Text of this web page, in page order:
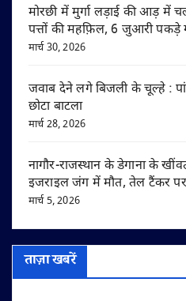
मोरछी में मुर्गा लड़ाई की आड़ में
पत्तों की महफ़िल, 6 जुआरी
मार्च 30, 2026
जवाब देने लगे बिजली के चूल्हे :
छोटा बाटला
मार्च 28, 2026
नागौर-राजस्थान के डेगाना के
इजराइल जंग में मौत, तेल टैंकर
मार्च 5, 2026
ताज़ा खबरें